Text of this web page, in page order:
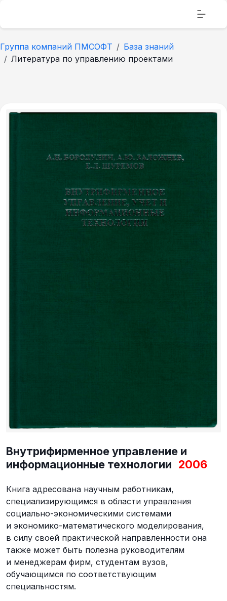
Группа компаний ПМСОФТ
База знаний
Литература по управлению проектами
Внутрифирменное управление и
информационные технологии 2006
Книга адресована научным работникам,
специализирующимся в области управления
социально-экономическими системами
и экономико-математического моделирования,
в силу своей практической направленности она
также может быть полезна руководителям
и менеджерам фирм, студентам вузов,
обучающимся по соответствующим
специальностям.